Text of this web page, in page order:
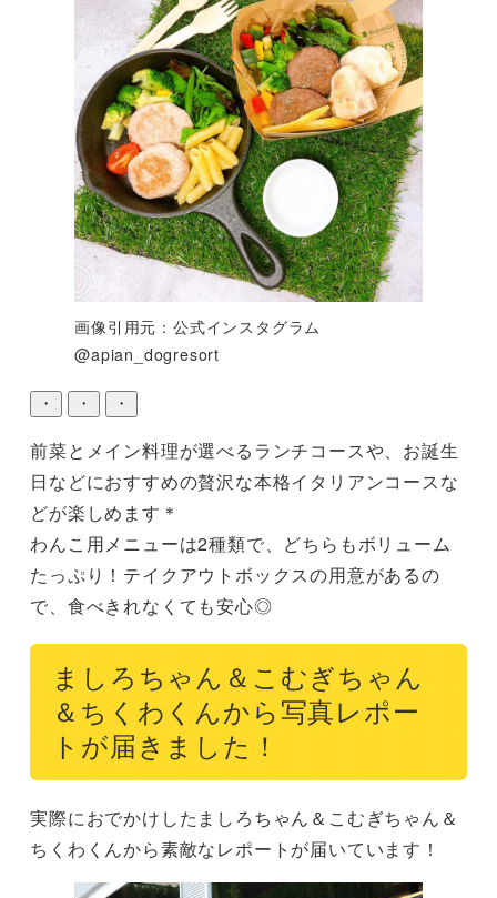
画像引用元：公式インスタグラム
@apian_dogresort
・ ・ ・
前菜とメイン料理が選べるランチコースや、お誕生
日などにおすすめの贅沢な本格イタリアンコースな
どが楽しめます＊
わんこ用メニューは2種類で、どちらもボリューム
たっぷり！テイクアウトボックスの用意があるの
で、食べきれなくても安心◎
ましろちゃん＆こむぎちゃん
＆ちくわくんから写真レポー
トが届きました！
実際におでかけしたましろちゃん＆こむぎちゃん＆
ちくわくんから素敵なレポートが届いています！